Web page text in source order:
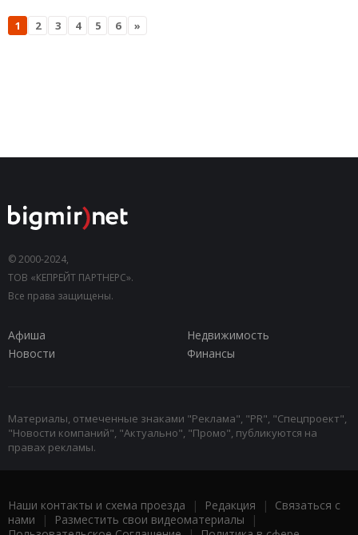
1 2 3 4 5 6 »
© 2000-2024,
ТОВ «КЕПРЕЙТ ПАРТНЕРС».
Все права защищены.
Афиша
Недвижимость
Новости
Финансы
Материалы, отмеченные знаками "Реклама", "PR", "Спецпроект",
"Новости компаний", "Актуально", "Промо", публикуются на
правах рекламы.
Наши контакты и схема проезда | Редакция | Связаться с
нами | Разместить свои видеоматериалы |